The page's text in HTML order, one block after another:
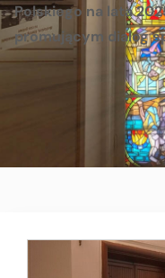
Polskiego na lata
promującym dialog